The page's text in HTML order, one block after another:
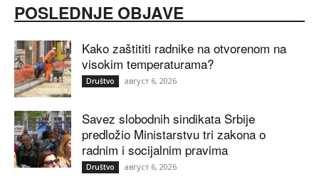
POSLEDNJE OBJAVE
Kako zaštititi radnike na otvorenom na
visokim temperaturama?
Društvo август 6, 2026
Savez slobodnih sindikata Srbije
predložio Ministarstvu tri zakona o
radnim i socijalnim pravima
Društvo август 6, 2026